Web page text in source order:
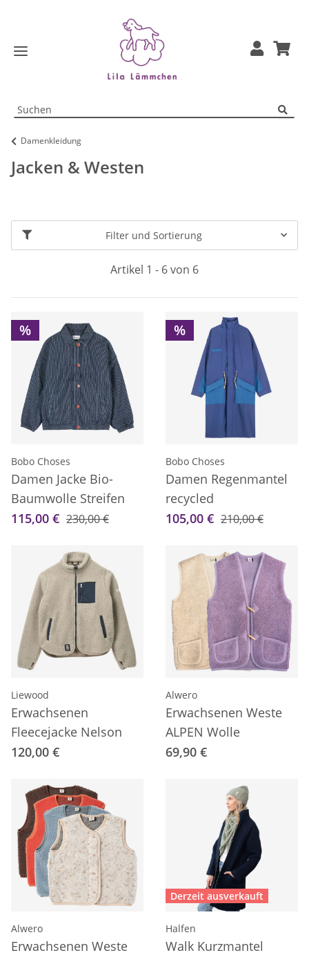
Damenkleidung
Jacken & Westen
Filter und Sortierung
Artikel 1 - 6 von 6
%
Bobo Choses
Damen Jacke Bio-
Baumwolle Streifen
115,00 € 230,00 €
%
Bobo Choses
Damen Regenmantel
recycled
105,00 € 210,00 €
Liewood
Erwachsenen
Fleecejacke Nelson
120,00 €
Alwero
Erwachsenen Weste
ALPEN Wolle
69,90 €
Alwero
Erwachsenen Weste
Derzeit ausverkauft
Halfen
Walk Kurzmantel